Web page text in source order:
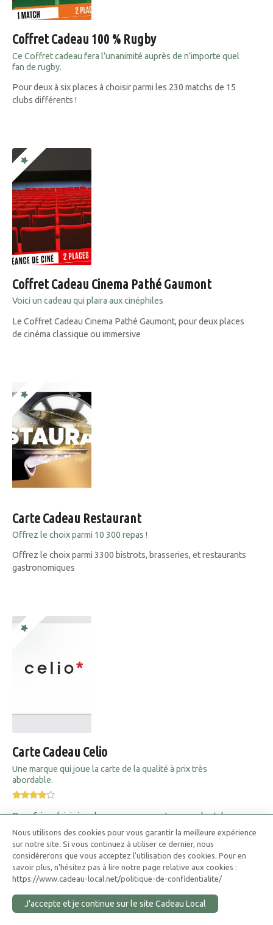
Coffret Cadeau 100 % Rugby
Ce Coffret cadeau fera l’unanimité auprès de n’importe quel
fan de rugby.
Pour deux à six places à choisir parmi les 230 matchs de 15
clubs différents !
Coffret Cadeau Cinema Pathé Gaumont
Voici un cadeau qui plaira aux cinéphiles
Le Coffret Cadeau Cinema Pathé Gaumont, pour deux places
de cinéma classique ou immersive
Carte Cadeau Restaurant
Offrez le choix parmi 10 300 repas !
Offrez le choix parmi 3300 bistrots, brasseries, et restaurants
gastronomiques
Carte Cadeau Celio
Une marque qui joue la carte de la qualité à prix très
abordable.
Pour faire plaisir à un homme sans vous tromper de style ou
de taille
Nous utilisons des cookies pour vous garantir la meilleure expérience
sur notre site. Si vous continuez à utiliser ce dernier, nous
considérerons que vous acceptez l'utilisation des cookies. Pour en
savoir plus, n'hésitez pas à lire notre page relative aux cookies :
https://www.cadeau-local.net/politique-de-confidentialite/
J'accepte et je continue sur le site Cadeau Local